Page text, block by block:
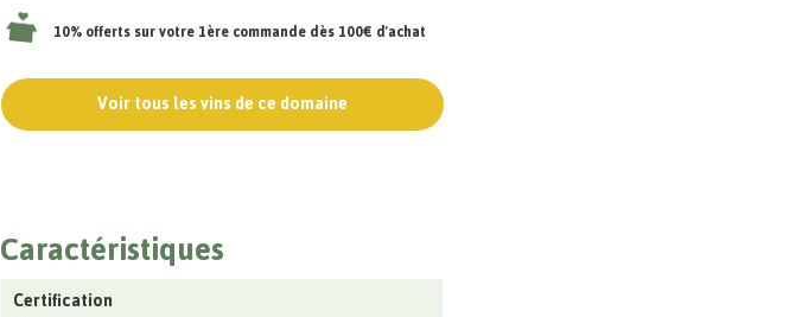
10% offerts sur votre 1ère commande dès 100€ d'achat
Voir tous les vins de ce domaine
Caractéristiques
Certification